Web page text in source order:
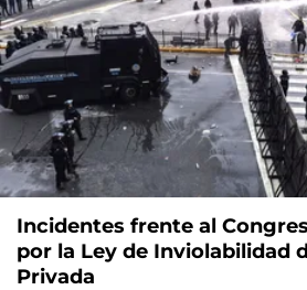
Incidentes frente al
por la Ley de Inviolabilidad
Privada